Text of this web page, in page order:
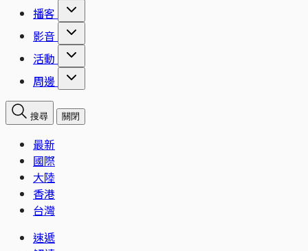
播客
影音
活動
周邊
搜尋 關閉
最新
國際
大陸
香港
台灣
速遞